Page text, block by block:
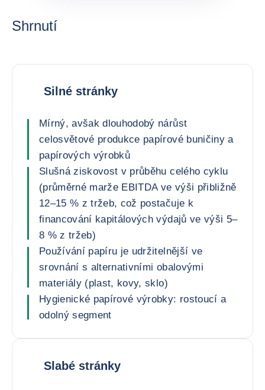
Shrnutí
Silné stránky
Mírný, avšak dlouhodobý nárůst
celosvětové produkce papírové buničiny a
papírových výrobků
Slušná ziskovost v průběhu celého cyklu
(průměrné marže EBITDA ve výši přibližně
12–15 % z tržeb, což postačuje k
financování kapitálových výdajů ve výši 5–
8 % z tržeb)
Používání papíru je udržitelnější ve
srovnání s alternativními obalovými
materiály (plast, kovy, sklo)
Hygienické papírové výrobky: rostoucí a
odolný segment
Slabé stránky